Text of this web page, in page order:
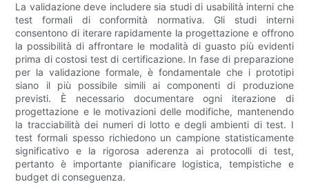
La validazione deve includere sia studi di usabilità interni che
test formali di conformità normativa. Gli studi interni
consentono di iterare rapidamente la progettazione e offrono
la possibilità di affrontare le modalità di guasto più evidenti
prima di costosi test di certificazione. In fase di preparazione
per la validazione formale, è fondamentale che i prototipi
siano il più possibile simili ai componenti di produzione
previsti. È necessario documentare ogni iterazione di
progettazione e le motivazioni delle modifiche, mantenendo
la tracciabilità dei numeri di lotto e degli ambienti di test. I
test formali spesso richiedono un campione statisticamente
significativo e la rigorosa aderenza ai protocolli di test,
pertanto è importante pianificare logistica, tempistiche e
budget di conseguenza.